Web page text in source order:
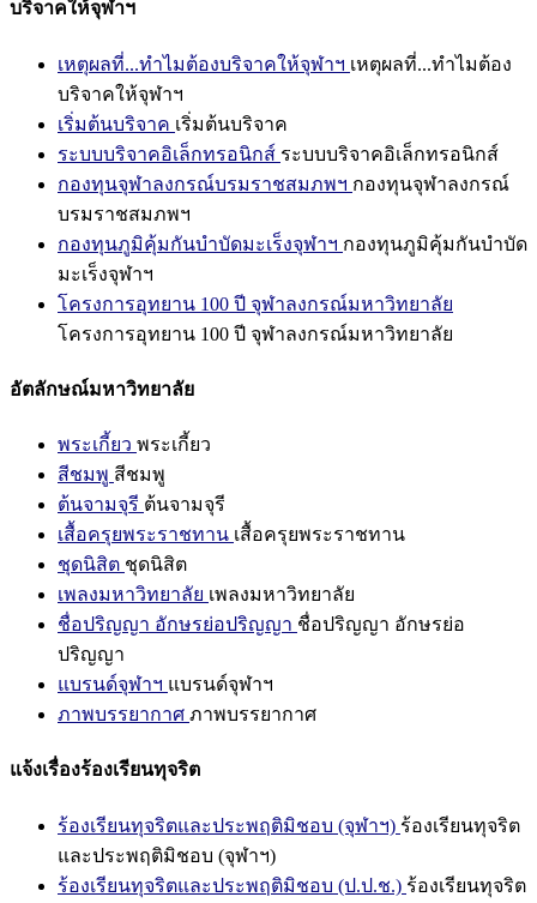
บริจาคให้จุฬาฯ
เหตุผลที่...ทำไมต้องบริจาคให้จุฬาฯ เหตุผลที่...ทำไมต้อง
บริจาคให้จุฬาฯ
เริ่มต้นบริจาค เริ่มต้นบริจาค
ระบบบริจาคอิเล็กทรอนิกส์ ระบบบริจาคอิเล็กทรอนิกส์
กองทุนจุฬาลงกรณ์บรมราชสมภพฯ กองทุนจุฬาลงกรณ์
บรมราชสมภพฯ
กองทุนภูมิคุ้มกันบำบัดมะเร็งจุฬาฯ กองทุนภูมิคุ้มกันบำบัด
มะเร็งจุฬาฯ
โครงการอุทยาน 100 ปี จุฬาลงกรณ์มหาวิทยาลัย
โครงการอุทยาน 100 ปี จุฬาลงกรณ์มหาวิทยาลัย
อัตลักษณ์มหาวิทยาลัย
พระเกี้ยว พระเกี้ยว
สีชมพู สีชมพู
ต้นจามจุรี ต้นจามจุรี
เสื้อครุยพระราชทาน เสื้อครุยพระราชทาน
ชุดนิสิต ชุดนิสิต
เพลงมหาวิทยาลัย เพลงมหาวิทยาลัย
ชื่อปริญญา อักษรย่อปริญญา ชื่อปริญญา อักษรย่อ
ปริญญา
แบรนด์จุฬาฯ แบรนด์จุฬาฯ
ภาพบรรยากาศ ภาพบรรยากาศ
แจ้งเรื่องร้องเรียนทุจริต
ร้องเรียนทุจริตและประพฤติมิชอบ (จุฬาฯ) ร้องเรียนทุจริต
และประพฤติมิชอบ (จุฬาฯ)
ร้องเรียนทุจริตและประพฤติมิชอบ (ป.ป.ช.) ร้องเรียนทุจริต